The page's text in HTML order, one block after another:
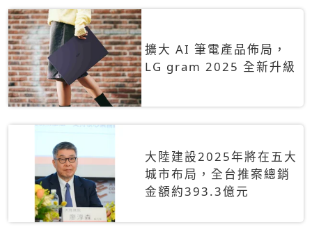
擴大 AI 筆電產品佈局，
LG gram 2025 全新升級
大陸建設2025年將在五大
城市布局，全台推案總銷
金額約393.3億元